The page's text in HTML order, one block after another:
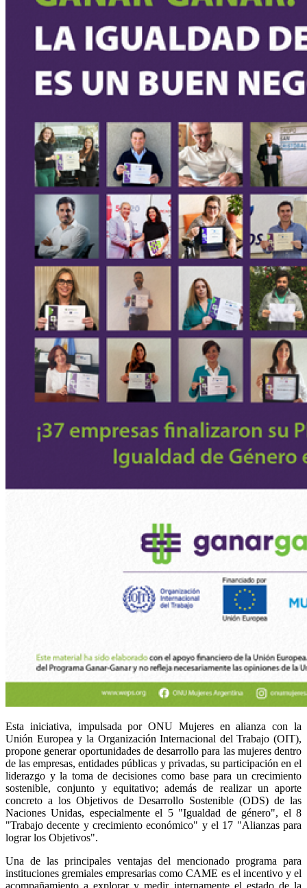
Esta iniciativa, impulsada por ONU Mujeres en alianza con la
Unión Europea y la Organización Internacional del Trabajo (OIT),
propone generar oportunidades de desarrollo para las mujeres dentro
de las empresas, entidades públicas y privadas, su participación en el
liderazgo y la toma de decisiones como base para un crecimiento
sostenible, conjunto y equitativo; además de realizar un aporte
concreto a los Objetivos de Desarrollo Sostenible (ODS) de las
Naciones Unidas, especialmente el 5 "Igualdad de género", el 8
"Trabajo decente y crecimiento económico" y el 17 "Alianzas para
lograr los Objetivos".
Una de las principales ventajas del mencionado programa para
instituciones gremiales empresarias como CAME es el incentivo y el
acompañamiento a explorar y medir internamente el estado de la